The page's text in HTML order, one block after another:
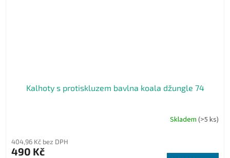
Kalhoty s protiskluzem bavlna koala džungle 74
produktu
je
Skladem(>5 ks)
404,96 Kč bez DPH
490 Kč